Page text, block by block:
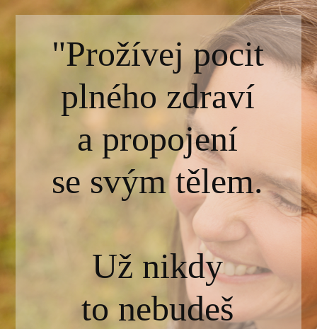
"Prožívej pocit
plného zdraví
a propojení
se svým tělem.
Už nikdy
to nebudeš